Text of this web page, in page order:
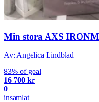
Min stora AXS
Av: Angelica Lindblad
83% of goal
16 700 kr
0
insamlat